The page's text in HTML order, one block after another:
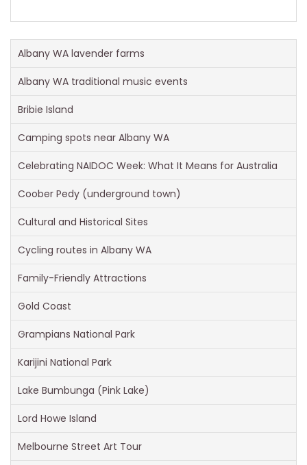
Albany WA lavender farms
Albany WA traditional music events
Bribie Island
Camping spots near Albany WA
Celebrating NAIDOC Week: What It Means for Australia
Coober Pedy (underground town)
Cultural and Historical Sites
Cycling routes in Albany WA
Family-Friendly Attractions
Gold Coast
Grampians National Park
Karijini National Park
Lake Bumbunga (Pink Lake)
Lord Howe Island
Melbourne Street Art Tour